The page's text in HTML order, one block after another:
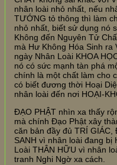
nhân loài nhỏ nhất, nếu
TƯỚNG tỏ thông thì làm
nhỏ nhất, biết sử dụng nó
Không đến Nguyên Tử
mà Hư Không Hóa Sinh
ngày Nhân Loài KHOA
nó có sức mạnh tàn phá
chính là một chất làm cho
có biết đương thời Hoại
nhân loài đến nơi HOẠI-
ĐẠO PHẬT nhìn xa thấy
mà chính Đạo Phật xây
căn bản đầy đủ TRÍ
SANH vì nhân loài đang bị
Loài THÂN HỮU vì nhân
tranh Nghi Ngờ xa cách.